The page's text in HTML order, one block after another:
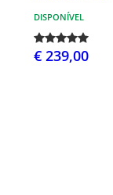
DISPONÍVEL
€ 239,00